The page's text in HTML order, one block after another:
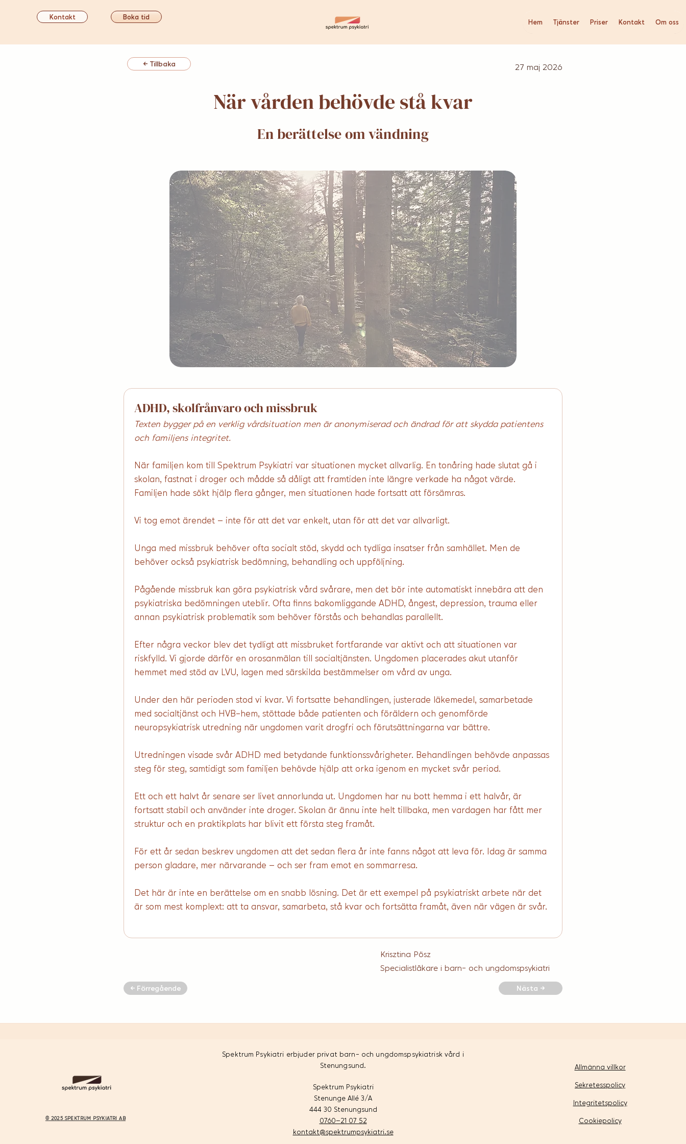
Kontakt Boka tid
Hem Tjänster Priser Kontakt Om oss
← Tillbaka 27 maj 2026
När vården behövde stå kvar
En berättelse om vändning
ADHD, skolfrånvaro och missbruk
Texten bygger på en verklig vårdsituation men är anonymiserad och ändrad för att skydda patientens
och familjens integritet.
När familjen kom till Spektrum Psykiatri var situationen mycket allvarlig. En tonåring hade slutat gå i
skolan, fastnat i droger och mådde så dåligt att framtiden inte längre verkade ha något värde.
Familjen hade sökt hjälp flera gånger, men situationen hade fortsatt att försämras.
Vi tog emot ärendet – inte för att det var enkelt, utan för att det var allvarligt.
Unga med missbruk behöver ofta socialt stöd, skydd och tydliga insatser från samhället. Men de
behöver också psykiatrisk bedömning, behandling och uppföljning.
Pågående missbruk kan göra psykiatrisk vård svårare, men det bör inte automatiskt innebära att den
psykiatriska bedömningen uteblir. Ofta finns bakomliggande ADHD, ångest, depression, trauma eller
annan psykiatrisk problematik som behöver förstås och behandlas parallellt.
Efter några veckor blev det tydligt att missbruket fortfarande var aktivt och att situationen var
riskfylld. Vi gjorde därför en orosanmälan till socialtjänsten. Ungdomen placerades akut utanför
hemmet med stöd av LVU, lagen med särskilda bestämmelser om vård av unga.
Under den här perioden stod vi kvar. Vi fortsatte behandlingen, justerade läkemedel, samarbetade
med socialtjänst och HVB-hem, stöttade både patienten och föräldern och genomförde
neuropsykiatrisk utredning när ungdomen varit drogfri och förutsättningarna var bättre.
Utredningen visade svår ADHD med betydande funktionssvårigheter. Behandlingen behövde anpassas
steg för steg, samtidigt som familjen behövde hjälp att orka igenom en mycket svår period.
Ett och ett halvt år senare ser livet annorlunda ut. Ungdomen har nu bott hemma i ett halvår, är
fortsatt stabil och använder inte droger. Skolan är ännu inte helt tillbaka, men vardagen har fått mer
struktur och en praktikplats har blivit ett första steg framåt.
För ett år sedan beskrev ungdomen att det sedan flera år inte fanns något att leva för. Idag är samma
person gladare, mer närvarande – och ser fram emot en sommarresa.
Det här är inte en berättelse om en snabb lösning. Det är ett exempel på psykiatriskt arbete när det
är som mest komplext: att ta ansvar, samarbeta, stå kvar och fortsätta framåt, även när vägen är svår.
Krisztina Pösz
Specialistläkare i barn- och ungdomspsykiatri
← Förregående Nästa →
© 2025 SPEKTRUM PSYKIATRI AB
Spektrum Psykiatri erbjuder privat barn- och ungdomspsykiatrisk vård i
Stenungsund.
Spektrum Psykiatri
Stenunge Allé 3/A
444 30 Stenungsund
0760–21 07 52
kontakt@spektrumpsykiatri.se
Allmänna villkor
Sekretesspolicy
Integritetspolicy
Cookiepolicy